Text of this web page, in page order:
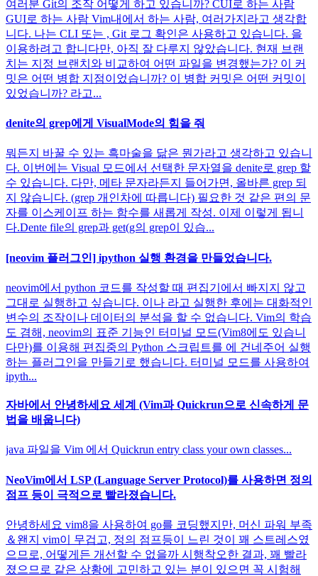
여러분 Git의 조작 어떻게 하고 있습니까? CUI로 하는 사람
GUI로 하는 사람 Vim내에서 하는 사람, 여러가지라고 생각합
니다. 나는 CLI 또는 , Git 로그 확인은 사용하고 있습니다. 을
이용하려고 합니다만, 아직 잘 다루지 않았습니다. 현재 브랜
치는 지정 브랜치와 비교하여 어떤 파일을 변경했는가? 이 커
밋은 어떤 병합 지점이었습니까? 이 병합 커밋은 어떤 커밋이
있었습니까? 라고...
denite의 grep에게 VisualMode의 힘을 줘
뭐든지 바꿀 수 있는 흑마술을 닮은 뭔가라고 생각하고 있습니
다. 이번에는 Visual 모드에서 선택한 문자열을 denite로 grep 할
수 있습니다. 다만, 메타 문자라든지 들어가면, 올바른 grep 되
지 않습니다. (grep 개인차에 따릅니다) 필요한 것 같은 편의 문
자를 이스케이프 하는 함수를 새롭게 작성. 이제 이렇게 됩니
다.Dente file의 grep과 get(g의 grep이 있습...
[neovim 플러그인] ipython 실행 환경을 만들었습니다.
neovim에서 python 코드를 작성할 때 편집기에서 빠지지 않고
그대로 실행하고 싶습니다. 이나 라고 실행한 후에는 대화적인
변수의 조작이나 데이터의 분석을 할 수 없습니다. Vim의 학습
도 겸해, neovim의 표준 기능인 터미널 모드(Vim8에도 있습니
다만)를 이용해 편집중의 Python 스크립트를 에 건네주어 실행
하는 플러그인을 만들기로 했습니다. 터미널 모드를 사용하여
ipyth...
자바에서 안녕하세요 세계 (Vim과 Quickrun으로 신속하게 문
법을 배웁니다)
java 파일을 Vim 에서 Quickrun entry class your own classes...
NeoVim에서 LSP (Language Server Protocol)를 사용하면 정의
점프 등이 극적으로 빨라졌습니다.
안녕하세요 vim8을 사용하여 go를 코딩했지만, 머신 파워 부족
＆왠지 vim이 무겁고, 정의 점프등이 느린 것이 꽤 스트레스였
으므로, 어떻게든 개선할 수 없을까 시행착오한 결과, 꽤 빨라
졌으므로 같은 상황에 고민하고 있는 분이 있으면 꼭 시험해